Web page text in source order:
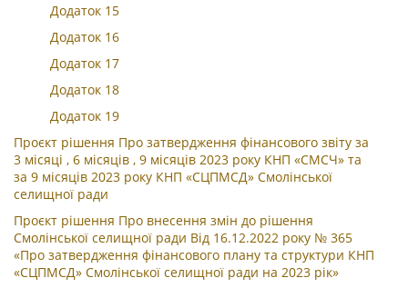
Додаток 15
Додаток 16
Додаток 17
Додаток 18
Додаток 19
Проєкт рішення Про затвердження фінансового звіту за
3 місяці , 6 місяців , 9 місяців 2023 року КНП «СМСЧ» та
за 9 місяців 2023 року КНП «СЦПМСД» Смолінської
селищної ради
Проєкт рішення Про внесення змін до рішення
Смолінської селищної ради Від 16.12.2022 року № 365
«Про затвердження фінансового плану та структури КНП
«СЦПМСД» Смолінської селищної ради на 2023 рік»